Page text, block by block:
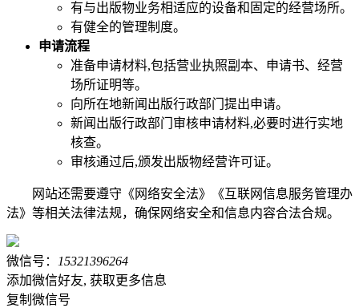
有与出版物业务相适应的设备和固定的经营场所。
有健全的管理制度。
申请流程
准备申请材料,包括营业执照副本、申请书、经营
场所证明等。
向所在地新闻出版行政部门提出申请。
新闻出版行政部门审核申请材料,必要时进行实地
核查。
审核通过后,颁发出版物经营许可证。
网站还需要遵守《网络安全法》《互联网信息服务管理办
法》等相关法律法规，确保网络安全和信息内容合法合规。
微信号：
15321396264
添加微信好友, 获取更多信息
复制微信号